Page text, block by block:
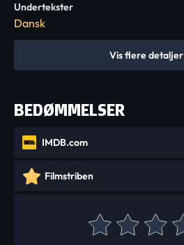
Undertekster
Dansk
Vis flere detaljer
BEDØMMELSER
IMDB.com
Filmstriben